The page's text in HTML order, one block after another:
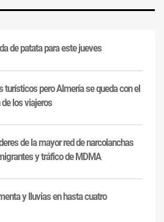
de patata para este jueves
turísticos pero Almería se queda con el
de los viajeros
de la mayor red de narcolanchas
y tráfico de MDMA
y lluvias en hasta cuatro